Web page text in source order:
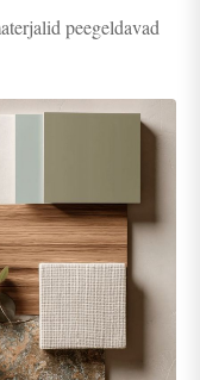
peegeldavad